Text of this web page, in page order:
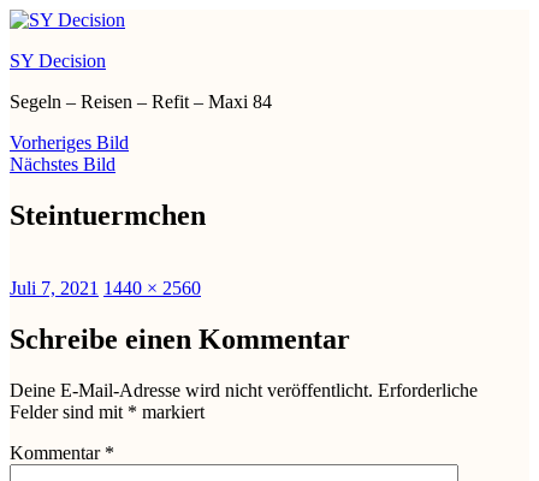
Zum
springen
SY Decision
Segeln – Reisen – Refit – Maxi 84
Vorheriges Bild
Nächstes Bild
Steintuermchen
Veröffentlicht
Juli 7, 2021 Originalgröße
1440 × 2560
Schreibe einen Kommentar
Deine E-Mail-Adresse wird nicht veröffentlicht. Erforderliche
Felder sind mit * markiert
Kommentar *